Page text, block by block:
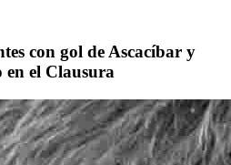
con gol de Ascacíbar y
el Clausura